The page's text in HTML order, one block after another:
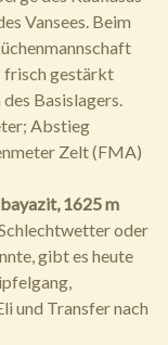
Vansees. Beim
frisch gestärkt
Basislagers.
Abstieg
Zelt (FMA)
1625 m
oder
gibt es heute
und Transfer nach